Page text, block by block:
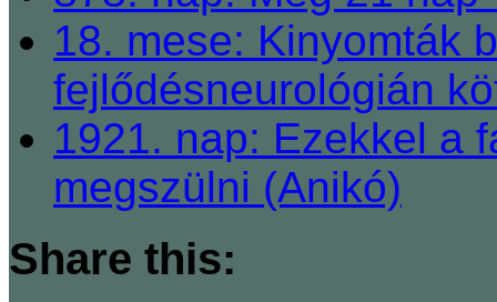
18. mese: Kinyomták
fejlődésneurológián
1921. nap: Ezekkel a
megszülni (Anikó)
Share this: